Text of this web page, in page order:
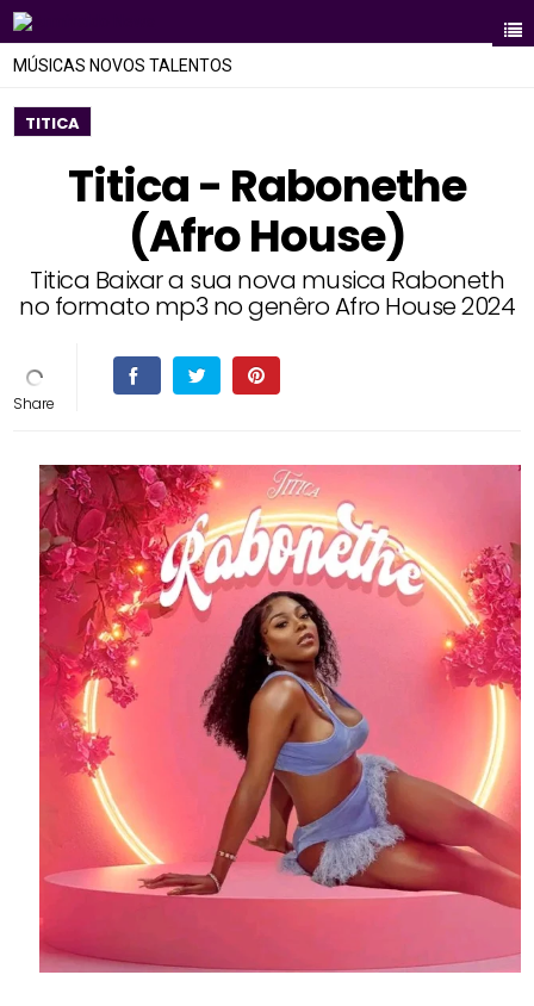
MÚSICAS NOVOS TALENTOS
TITICA
Titica - Rabonethe
(Afro House)
Titica Baixar a sua nova musica Raboneth
no formato mp3 no genêro Afro House 2024